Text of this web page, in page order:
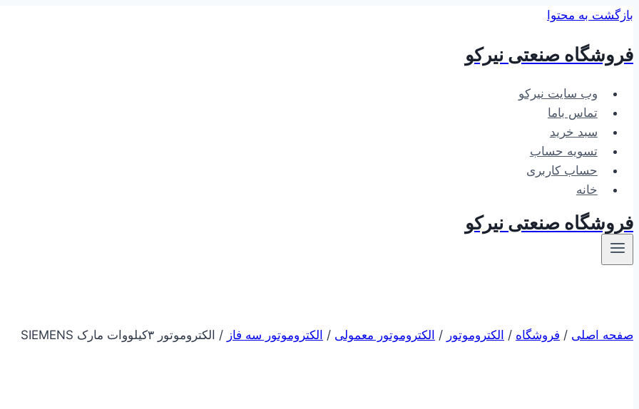
بازگشت به محتوا
فروشگاه صنعتی نیرکو
وب سایت نیرکو
تماس باما
سبد خرید
تسویه حساب
حساب کاربری
خانه
فروشگاه صنعتی نیرکو
صفحه اصلی / فروشگاه / الکتروموتور / الکتروموتور معمولی / الکتروموتور سه فاز / الکتروموتور ۳کیلووات مارک SIEMENS